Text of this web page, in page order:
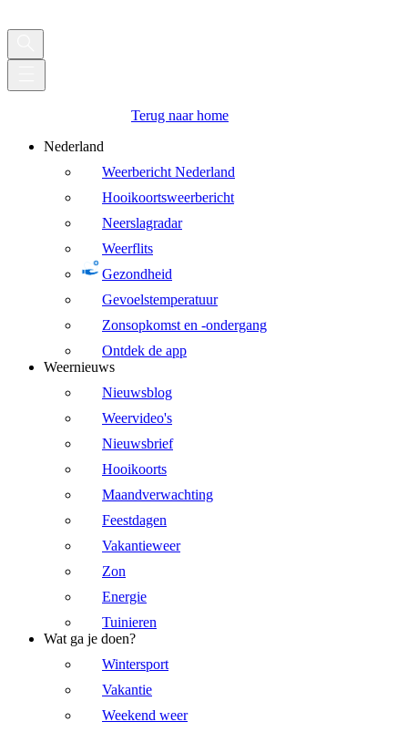
Terug naar home
Nederland
Weerbericht Nederland
Hooikoortsweerbericht
Neerslagradar
Weerflits
Gezondheid
Gevoelstemperatuur
Zonsopkomst en -ondergang
Ontdek de app
Weernieuws
Nieuwsblog
Weervideo's
Nieuwsbrief
Hooikoorts
Maandverwachting
Feestdagen
Vakantieweer
Zon
Energie
Tuinieren
Wat ga je doen?
Wintersport
Vakantie
Weekend weer